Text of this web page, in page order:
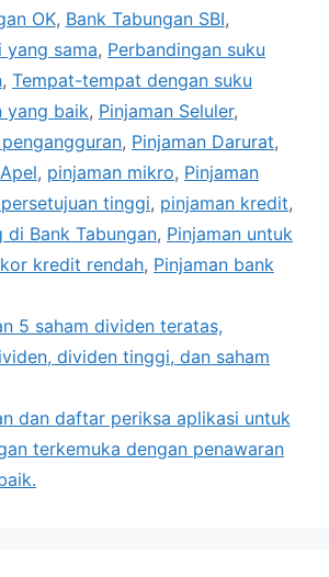
OK, Bank Tabungan SBI,
yang sama, Perbandingan suku
, Tempat-tempat dengan suku
yang baik, Pinjaman Seluler,
, Pinjaman Darurat,
, pinjaman mikro, Pinjaman
tinggi, pinjaman kredit,
di Bank Tabungan, Pinjaman untuk
kredit rendah, Pinjaman bank
5 saham dividen teratas,
dividen tinggi, dan saham
dan daftar periksa aplikasi untuk
terkemuka dengan penawaran